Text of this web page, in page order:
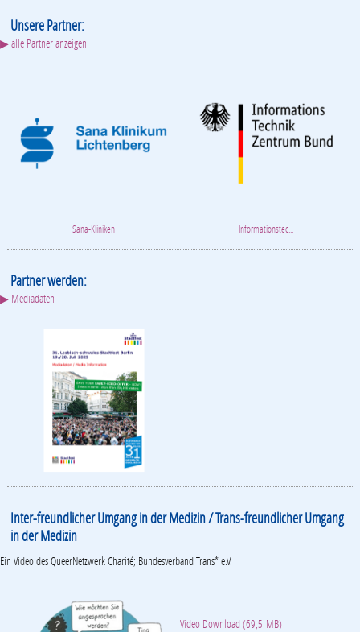
Unsere Partner:
▶ alle Partner anzeigen
Sana-Kliniken Informationstec...
Partner werden:
▶ Mediadaten
Inter-freundlicher Umgang in der Medizin / Trans-freundlicher Umgang
in der Medizin
Ein Video des QueerNetzwerk Charité; Bundesverband Trans* e.V.
Video Download (69,5 MB)